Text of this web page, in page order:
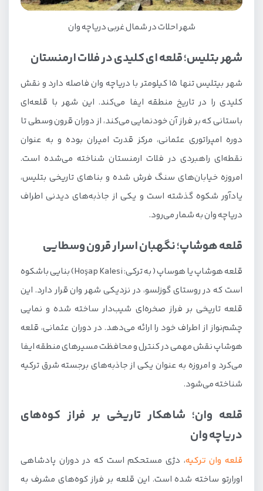
شهر احلات در شمال غربی دریاچه وان
شهر بتلیس؛ قلعه ای کلیدی در فلات ارمنستان
شهر بیتلیس تنها 15 کیلومتر با دریاچه وان فاصله دارد و نقش
کلیدی را در تاریخ منطقه ایفا می‌کند. این شهر با قلعه‌ای
باستانی که بر فراز آن خودنمایی می‌کند، از دوران قرون وسطی تا
دوره امپراتوری عثمانی، مرکز قدرت امیران بوده و به عنوان
نقطه‌ای راهبردی در فلات ارمنستان شناخته می‌شده است.
امروزه خیابان‌های سنگ فرش شده و بناهای تاریخی بتلیس،
یادآور شکوه گذشته است و یکی از جاذبه‌های دیدنی اطراف
دریاچه وان به شمار می‌رود.
قلعه هوشاپ؛ نگهبان اسرار قرون وسطایی
قلعه هوشاپ یا هوساپ ( به ترکی: Hoşap Kalesi) بنایی باشکوه
است که در روستای گوزلسو، در نزدیکی شهر وان قرار دارد. این
قلعه تاریخی بر فراز صخره‌ای شیب‌دار ساخته شده و نمایی
چشم‌نواز از اطراف خود را ارائه می‌دهد. در دوران عثمانی، قلعه
هوشاپ نقش مهمی در کنترل و محافظت مسیرهای منطقه ایفا
می‌کرد و امروزه به عنوان یکی از جاذبه‌های برجسته شرق ترکیه
شناخته می‌شود.
قلعه وان؛ شاهکار تاریخی بر فراز کوه‌های
دریاچه وان
قلعه وان ترکیه، دژی مستحکم است که در دوران پادشاهی
اورارتو ساخته شده است. این قلعه بر فراز کوه‌های مشرف به